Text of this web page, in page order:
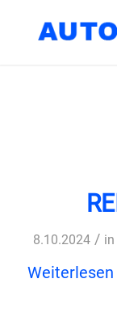
8.10.2024 /
Weiterlesen